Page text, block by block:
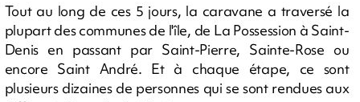
Tout au long de ces 5 jours, la caravane a traversé la
plupart des communes de l'île, de La Possession à Saint-
Denis en passant par Saint-Pierre, Sainte-Rose ou
encore Saint André. Et à chaque étape, ce sont
plusieurs dizaines de personnes qui se sont rendues aux